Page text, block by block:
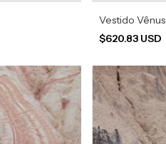
Vestido Vênus
$620.83 USD